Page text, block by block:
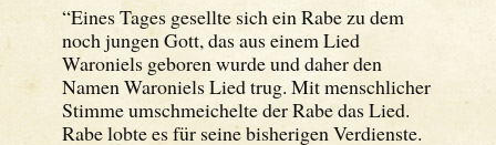
“Eines Tages gesellte sich ein Rabe zu dem
noch jungen Gott, das aus einem Lied
Waroniels geboren wurde und daher den
Namen Waroniels Lied trug. Mit menschlicher
Stimme umschmeichelte der Rabe das Lied.
Rabe lobte es für seine bisherigen Verdienste.